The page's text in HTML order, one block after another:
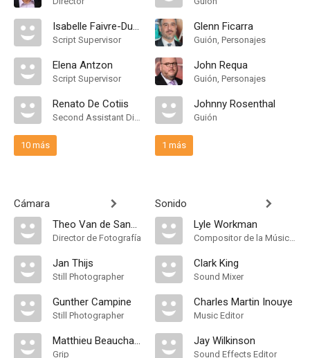
Isabelle Faivre-Duboz
Script Supervisor
Elena Antzon
Script Supervisor
Renato De Cotiis
Second Assistant Director
10 más
Cámara
Theo Van de Sande
Director de Fotografía
Jan Thijs
Still Photographer
Gunther Campine
Still Photographer
Matthieu Beauchamp
Grip
Glenn Ficarra
Guión, Personajes
John Requa
Guión, Personajes
Johnny Rosenthal
Guión
1 más
Sonido
Lyle Workman
Compositor de la Música Original
Clark King
Sound Mixer
Charles Martin Inouye
Music Editor
Jay Wilkinson
Sound Effects Editor